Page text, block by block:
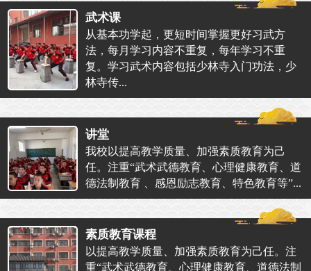
武术课
从基本功学起，更短时间掌握更好习武方
法，每月学习内容不重复，每年学习不重
复。学习武术内容包括少林寺入门功法，少
林寺传...
讲堂
我校以提高教学质量、加强素质教育为己
任。注重“武术武德教育、心理健康教育、道
德法制教育 、感恩励志教育、特色教育等”...
素质教育课程
以提高教学质量、加强素质教育为己任。注
重“武术武德教育、心理健康教育、道德法制